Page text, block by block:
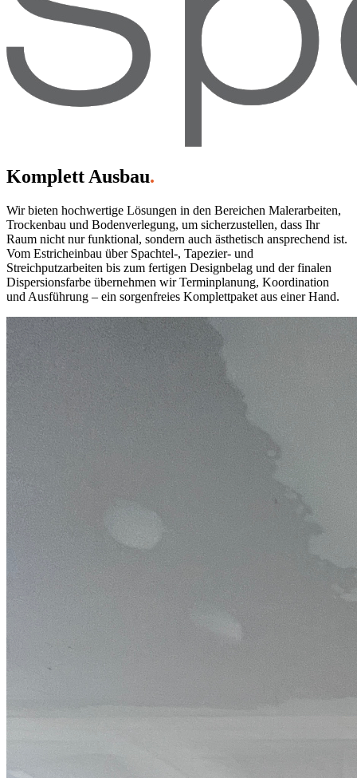
Komplett Ausbau.
Wir bieten hochwertige Lösungen in den Bereichen Malerarbeiten,
Trockenbau und Bodenverlegung, um sicherzustellen, dass Ihr
Raum nicht nur funktional, sondern auch ästhetisch ansprechend ist.
Vom Estricheinbau über Spachtel-, Tapezier- und
Streichputzarbeiten bis zum fertigen Designbelag und der finalen
Dispersionsfarbe übernehmen wir Terminplanung, Koordination
und Ausführung – ein sorgenfreies Komplettpaket aus einer Hand.